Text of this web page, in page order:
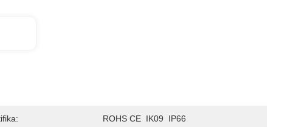
ROHS CE  IK09  IP66